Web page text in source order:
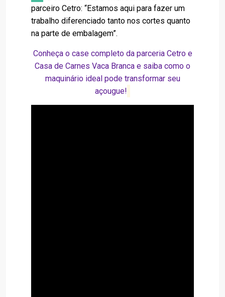
parceiro Cetro: “Estamos aqui para fazer um
trabalho diferenciado tanto nos cortes quanto
na parte de embalagem”.
Conheça o case completo da parceria Cetro e
Casa de Carnes Vaca Branca e saiba como o
maquinário ideal pode transformar seu
açougue!